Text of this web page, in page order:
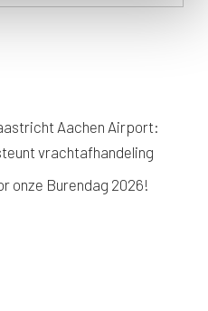
Aachen Airport:
vrachtafhandeling
onze Burendag 2026!